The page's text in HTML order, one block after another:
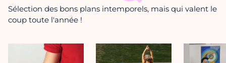
Sélection des bons plans intemporels, mais qui valent le
coup toute l'année !